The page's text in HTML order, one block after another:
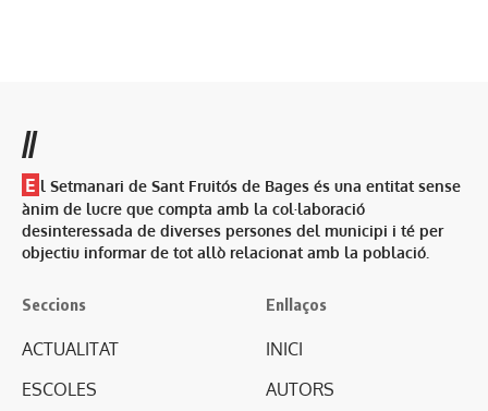
//
E l Setmanari de Sant Fruitós de Bages és una entitat sense
ànim de lucre que compta amb la col·laboració
desinteressada de diverses persones del municipi i té per
objectiu informar de tot allò relacionat amb la població.
Seccions
ACTUALITAT
ESCOLES
Enllaços
INICI
AUTORS